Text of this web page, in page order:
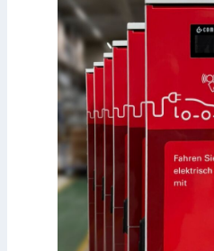
m
k
l
a
b
e
r
f